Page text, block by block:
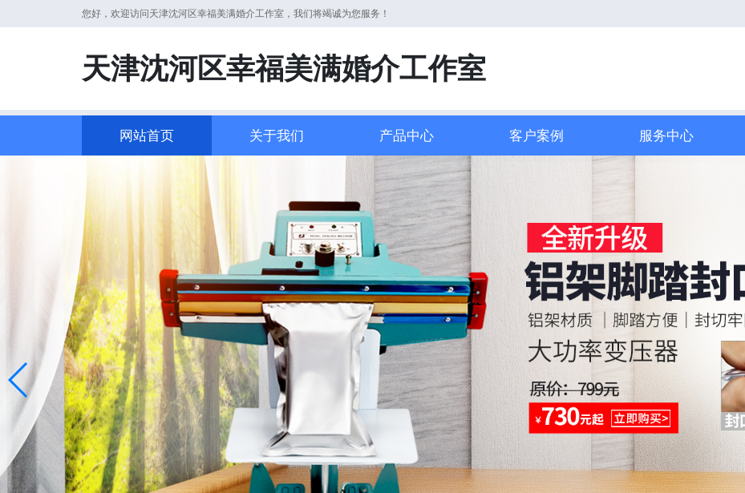
您好，欢迎访问天津沈河区幸福美满婚介工作室，我们将竭诚为您服务！
天津沈河区幸福美满婚介工作室
网站首页 关于我们 产品中心 客户案例 服务中心